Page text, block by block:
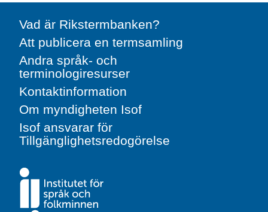
Vad är Rikstermbanken?
Att publicera en termsamling
Andra språk- och
terminologiresurser
Kontaktinformation
Om myndigheten Isof
Isof ansvarar för
Tillgänglighetsredogörelse